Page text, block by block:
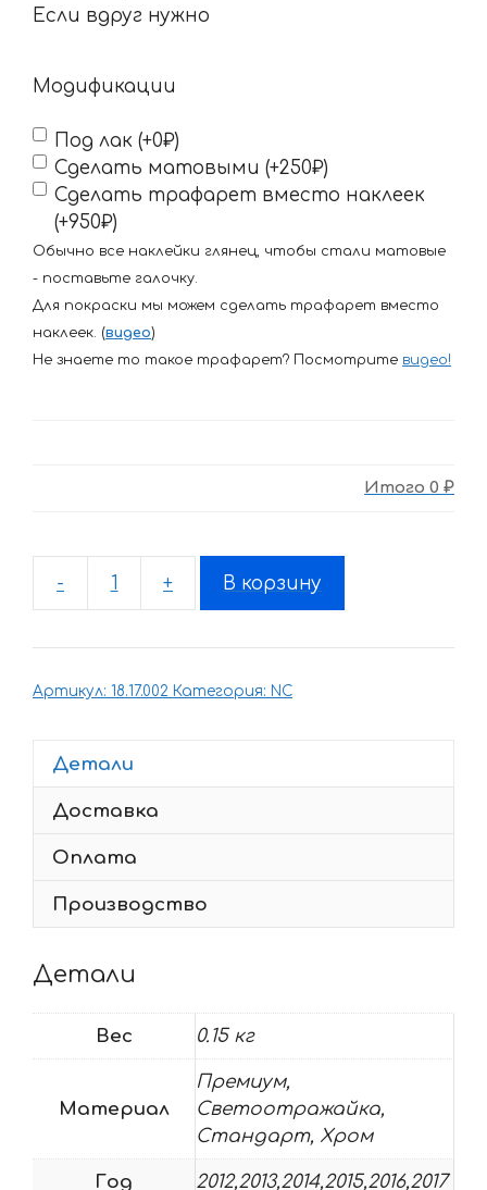
нужно
Если вдруг нужно
Модификации
Под лак (+0₽)
Сделать матовыми (+250₽)
Сделать трафарет вместо наклеек
(+950₽)
Обычно все наклейки глянец, чтобы стали матовые
- поставьте галочку.
Для покраски мы можем сделать трафарет вместо
наклеек. (видео)
Не знаете то такое трафарет? Посмотрите видео!
Итого 0 ₽
-
Количество
Комплект
Honda
X
+ В корзину
Артикул: 18.17.002 Категория: NC
Детали
Доставка
Оплата
Производство
Детали
Вес 0.15 кг
Материал
Премиум,
Светоотражайка,
Стандарт, Хром
Год 2012,2013,2014,2015,2016,2017